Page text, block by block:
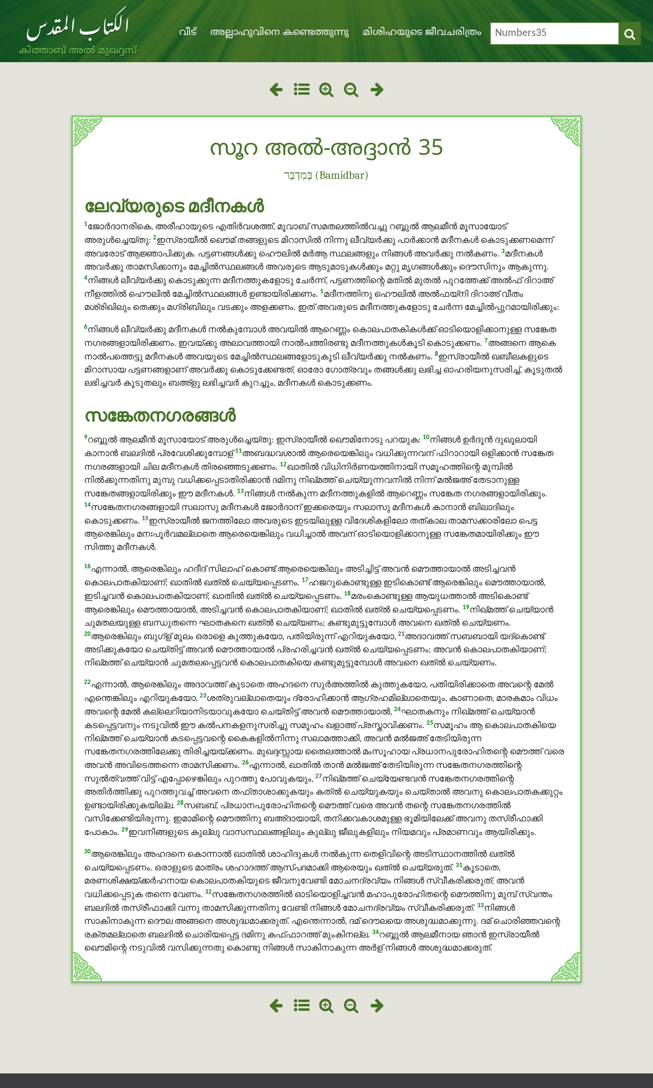
കിത്താബ് അൽ മുഖദ്ദസ്
വീട് അല്ലാഹുവിനെ കണ്ടെത്തുന്നു മിശിഹയുടെ ജീവചരിത്രം
സൂറ അൽ-അദ്ദാൻ 35
בְּמִדְבַּר (Bamidbar)
ലേവ്യരുടെ മദീനകള്‍
1ജോര്‍ദാനരികെ, അരീഹായുടെ എതിര്‍വശത്ത്, മൂവാബ് സമതലത്തില്‍വച്ചു റബ്ബുൽ ആലമീൻ മൂസായോട്
അരുൾച്ചെയ്തു: 2ഇസ്രായീല്‍ ഖൌമ് തങ്ങളുടെ മിറാസില്‍ നിന്നു ലീവ്യര്‍ക്കു പാർക്കാന്‍ മദീനകള്‍ കൊടുക്കണമെന്ന്
അവരോട് ആജ്ഞാപിക്കുക. പട്ടണങ്ങള്‍ക്കു ഹൌലിൽ മർആ സ്ഥലങ്ങളും നിങ്ങള്‍ അവര്‍ക്കു നല്‍കണം. 3മദീനകള്‍
അവര്‍ക്കു താമസിക്കാനും മേച്ചില്‍സ്ഥലങ്ങള്‍ അവരുടെ ആടുമാടുകള്‍ക്കും മറ്റു മൃഗങ്ങള്‍ക്കും ദൌസിനും ആകുന്നു.
4നിങ്ങള്‍ ലീവ്യര്‍ക്കു കൊടുക്കുന്ന മദീനത്തുകളോടു ചേര്‍ന്ന്, പട്ടണത്തിന്റെ മതില്‍ മുതല്‍ പുറത്തേക്ക് അൽഫ് ദിറാഅ്
നീളത്തില്‍ ഹൌലിൽ മേച്ചില്‍സ്ഥലങ്ങള്‍ ഉണ്ടായിരിക്കണം. 5മദീനത്തിനു ഹൌലിൽ അൽഫയ്നി ദിറാഅ് വീതം
മശ്രിഖിലും തെക്കും മഗ്രിബിലും വടക്കും അളക്കണം. ഇത് അവരുടെ മദീനത്തുകളോടു ചേര്‍ന്ന മേച്ചില്‍പ്പുറമായിരിക്കും:
6നിങ്ങള്‍ ലീവ്യര്‍ക്കു മദീനകള്‍ നല്‍കുമ്പോള്‍ അവയില്‍ ആറെണ്ണം കൊലപാതകികള്‍ക്ക് ഓടിയൊളിക്കാനുള്ള സങ്കേത
നഗരങ്ങളായിരിക്കണം. ഇവയ്ക്കു അലാവത്തായി നാല്‍പത്തിരണ്ടു മദീനത്തുകള്‍കൂടി കൊടുക്കണം. 7അങ്ങനെ ആകെ
നാല്‍പത്തെട്ടു മദീനകള്‍ അവയുടെ മേച്ചില്‍സ്ഥലങ്ങളോടുകൂടി ലീവ്യര്‍ക്കു നല്‍കണം. 8ഇസ്രായീല്‍ ഖബീലകളുടെ
മിറാസായ പട്ടണങ്ങളാണ് അവര്‍ക്കു കൊടുക്കേണ്ടത്; ഓരോ ഗോത്രവും തങ്ങള്‍ക്കു ലഭിച്ച ഓഹരിയനുസരിച്ച്, കൂടുതല്‍
ലഭിച്ചവര്‍ കൂടുതലും ബഅ്ളു ലഭിച്ചവര്‍ കുറച്ചും, മദീനകള്‍ കൊടുക്കണം.
സങ്കേതനഗരങ്ങള്‍
9റബ്ബുൽ ആലമീൻ മൂസായോട് അരുൾച്ചെയ്തു: ഇസ്രായീല്‍ ഖൌമിനോടു പറയുക: 10നിങ്ങള്‍ ഉർദൂന്‍ ദുഖൂലായി
കാനാന്‍ ബലദിൽ പ്രവേശിക്കുമ്പോള് 11അബദ്ധവശാല്‍ ആരെയെങ്കിലും വധിക്കുന്നവന് ഫിറാറായി ഒളിക്കാന്‍ സങ്കേത
നഗരങ്ങളായി ചില മദീനകള്‍ തിരഞ്ഞെടുക്കണം. 12ഖാതിൽ വിധിനിര്‍ണയത്തിനായി സമൂഹത്തിന്റെ മുമ്പില്‍
നില്‍ക്കുന്നതിനു മുമ്പു വധിക്കപ്പെടാതിരിക്കാന്‍ ദമിനു നിഖ്മത്ത് ചെയ്യുന്നവനില്‍ നിന്ന് മൽജഅ് തേടാനുള്ള
സങ്കേതങ്ങളായിരിക്കും ഈ മദീനകള്‍. 13നിങ്ങള്‍ നല്‍കുന്ന മദീനത്തുകളില്‍ ആറെണ്ണം സങ്കേത നഗരങ്ങളായിരിക്കും.
14സങ്കേതനഗരങ്ങളായി സലാസു മദീനകള്‍ ജോര്‍ദാന് ഇക്കരെയും സലാസു മദീനകള്‍ കാനാന്‍ ബിലാദിലും
കൊടുക്കണം. 15ഇസ്രായീല്‍ ജനത്തിലോ അവരുടെ ഇടയിലുള്ള വിദേശികളിലോ തത്കാല താമസക്കാരിലോ പെട്ട
ആരെങ്കിലും മനഃപൂര്‍വമല്ലാതെ ആരെയെങ്കിലും വധിച്ചാല്‍ അവന് ഓടിയൊളിക്കാനുള്ള സങ്കേതമായിരിക്കും ഈ
സിത്തൂ മദീനകള്‍.
16എന്നാല്‍, ആരെങ്കിലും ഹദീദ് സിലാഹ് കൊണ്ട് ആരെയെങ്കിലും അടിച്ചിട്ട് അവന്‍ മൌത്തായാല്‍ അടിച്ചവന്‍
കൊലപാതകിയാണ്; ഖാതിൽ ഖത്ൽ ചെയ്യപ്പെടണം. 17ഹജറുകൊണ്ടുള്ള ഇടികൊണ്ട് ആരെങ്കിലും മൌത്തായാല്‍,
ഇടിച്ചവന്‍ കൊലപാതകിയാണ്; ഖാതിൽ ഖത്ൽ ചെയ്യപ്പെടണം. 18മരംകൊണ്ടുള്ള ആയുധത്താല്‍ അടികൊണ്ട്
ആരെങ്കിലും മൌത്തായാല്‍, അടിച്ചവന്‍ കൊലപാതകിയാണ്; ഖാതിൽ ഖത്ൽ ചെയ്യപ്പെടണം. 19നിഖ്മത്ത് ചെയ്യാന്‍
ചുമതലയുള്ള ബന്ധുതന്നെ ഘാതകനെ ഖത്ൽ ചെയ്യണം; കണ്ടുമുട്ടുമ്പോള്‍ അവനെ ഖത്ൽ ചെയ്യണം.
20ആരെങ്കിലും ബുഗ്ള് മൂലം ഒരാളെ കുത്തുകയോ, പതിയിരുന്ന് എറിയുകയോ, 21അദാവത്ത് സബബായി യദ്കൊണ്ട്
അടിക്കുകയോ ചെയ്തിട്ട് അവന്‍ മൌത്തായാല്‍ പ്രഹരിച്ചവന്‍ ഖത്ൽ ചെയ്യപ്പെടണം; അവന്‍ കൊലപാതകിയാണ്;
നിഖ്മത്ത് ചെയ്യാന്‍ ചുമതലപ്പെട്ടവന്‍ കൊലപാതകിയെ കണ്ടുമുട്ടുമ്പോള്‍ അവനെ ഖത്ൽ ചെയ്യണം.
22എന്നാല്‍, ആരെങ്കിലും അദാവത്ത് കൂടാതെ അഹദനെ സുർഅത്തിൽ കുത്തുകയോ, പതിയിരിക്കാതെ അവന്റെ മേല്‍
എന്തെങ്കിലും എറിയുകയോ, 23ശത്രുവല്ലാതെയും ദ്രോഹിക്കാന്‍ ആഗ്രഹമില്ലാതെയും, കാണാതെ, മാരകമാം വിധം
അവന്റെ മേല്‍ കല്ലെറിയാനിടയാവുകയോ ചെയ്തിട്ട് അവന്‍ മൌത്തായാല്‍, 24ഘാതകനും നിഖ്മത്ത് ചെയ്യാന്‍
കടപ്പെട്ടവനും നടുവിൽ ഈ കല്‍പനകളനുസരിച്ചു സമൂഹം ഖളാഅ് പ്രസ്താവിക്കണം. 25സമൂഹം ആ കൊലപാതകിയെ
നിഖ്മത്ത് ചെയ്യാന്‍ കടപ്പെട്ടവന്റെ കൈകളില്‍നിന്നു സലാമത്താക്കി, അവന്‍ മൽജഅ് തേടിയിരുന്ന
സങ്കേതനഗരത്തിലേക്കു തിരിച്ചയയ്ക്കണം. മുഖദ്ദസ്സായ തൈലത്താല്‍ മംസൂഹായ പ്രധാനപുരോഹിതന്റെ മൌത്ത് വരെ
അവന്‍ അവിടെത്തന്നെ താമസിക്കണം. 26എന്നാല്‍, ഖാതിൽ താന്‍ മൽജഅ് തേടിയിരുന്ന സങ്കേതനഗരത്തിന്റെ
സുൽത്വത്ത് വിട്ട് എപ്പോഴെങ്കിലും പുറത്തു പോവുകയും, 27നിഖ്മത്ത് ചെയ്യേണ്ടവന്‍ സങ്കേതനഗരത്തിന്റെ
അതിര്‍ത്തിക്കു പുറത്തുവച്ച് അവനെ തഫ്താശാക്കുകയും കത്ൽ ചെയ്യുകയും ചെയ്താല്‍ അവനു കൊലപാതകക്കുറ്റം
ഉണ്ടായിരിക്കുകയില്ല. 28സബബ്, പ്രധാനപുരോഹിതന്റെ മൌത്ത് വരെ അവന്‍ തന്റെ സങ്കേതനഗരത്തില്‍
വസിക്കേണ്ടിയിരുന്നു. ഇമാമിന്റെ മൌത്തിനു ബഅ്ദായായി, തനിക്കവകാശമുള്ള ഭൂമിയിലേക്ക് അവനു തസ്രീഫാക്കി
പോകാം. 29ഇവനിങ്ങളുടെ കുല്ലു വാസസ്ഥലങ്ങളിലും കുല്ലു ജീലുകളിലും നിയമവും പ്രമാണവും ആയിരിക്കും.
30ആരെങ്കിലും അഹദനെ കൊന്നാല്‍ ഖാതിൽ ശാഹിദുകള്‍ നല്‍കുന്ന തെളിവിന്റെ അടിസ്ഥാനത്തില്‍ ഖത്ൽ
ചെയ്യപ്പെടണം. ഒരാളുടെ മാത്രം ശഹാദത്ത് ആസ്പദമാക്കി ആരെയും ഖത്ൽ ചെയ്യരുത്. 31കൂടാതെ,
മരണശിക്ഷയ്ക്കര്‍ഹനായ കൊലപാതകിയുടെ ജീവനുവേണ്ടി മോചനദ്രവ്യം നിങ്ങള്‍ സ്വീകരിക്കരുത്; അവന്‍
വധിക്കപ്പെടുക തന്നെ വേണം. 32സങ്കേതനഗരത്തില്‍ ഓടിയൊളിച്ചവന്‍ മഹാപുരോഹിതന്റെ മൌത്തിനു മുമ്പ് സ്വന്തം
ബലദിൽ തസ്രീഫാക്കി വന്നു താമസിക്കുന്നതിനു വേണ്ടി നിങ്ങള്‍ മോചനദ്രവ്യം സ്വീകരിക്കരുത്. 33നിങ്ങള്‍
സാകിനാകുന്ന ദൌല അങ്ങനെ അശുദ്ധമാക്കരുത്. എന്തെന്നാല്‍, ദമ് ദൌലയെ അശുദ്ധമാക്കുന്നു. ദമ് ചൊരിഞ്ഞവന്റെ
രക്തമല്ലാതെ ബലദിൽ ചൊരിയപ്പെട്ട ദമിനു കഫ്ഫാറത്ത് മുംകിനല്ല. 34റബ്ബുൽ ആലമീനായ ഞാന്‍ ഇസ്രായീല്‍
ഖൌമിന്റെ നടുവിൽ വസിക്കുന്നതു കൊണ്ടു നിങ്ങള്‍ സാകിനാകുന്ന അർള് നിങ്ങള്‍ അശുദ്ധമാക്കരുത്.